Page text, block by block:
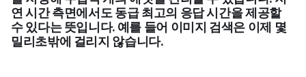
연 시간 측면에서도 동급 최고의 응답 시간을 제공할
수 있다는 뜻입니다. 예를 들어 이미지 검색은 이제 몇
밀리초밖에 걸리지 않습니다.